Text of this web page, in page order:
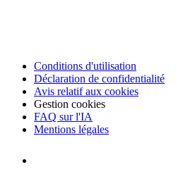
Conditions d'utilisation
Déclaration de confidentialité
Avis relatif aux cookies
Gestion cookies
FAQ sur l'IA
Mentions légales